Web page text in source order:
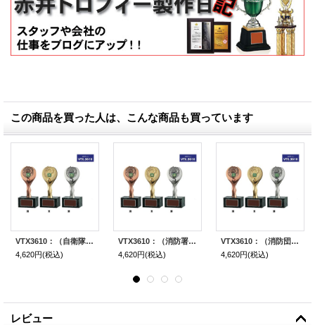
この商品を買った人は、こんな商品も買っています
VTX3610：（自衛隊用）：在隊記念・勇退記念・退職記念にオススメの記念ブロンズトロフィー
4,620円(税込)
VTX3610：（消防署用）：在隊記念・勇退記念・退職記念にオススメの記念ブロンズトロフィー
4,620円(税込)
VTX3610：（消防団用）：在隊記念・勇退記念・退職記念にオススメの記念ブロンズトロフィー
4,620円(税込)
レビュー